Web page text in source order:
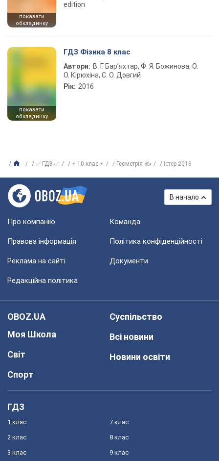
показати
обкладинку
edition
показати
обкладинку
ГДЗ Фізика 8 клас
Автори: В. Г. Бар’яхтар, Ф. Я. Божинова, О.
О. Кірюхіна, С. О. Довгий
Рік: 2016
✅ ГДЗ ✅ ⚡ 10 клас ⚡ Геометрія ✍ Істер 2018
В начало
Про компанію Команда
Правова інформація Політика конфіденційності
Реклама на сайті Документи
Редакційна політика
OBOZ.UA
Моя Школа
Світ
Спорт
Суспільство
Всі новини
Новини освіти
ГДЗ
1 клас
2 клас
3 клас
7 клас
8 клас
9 клас